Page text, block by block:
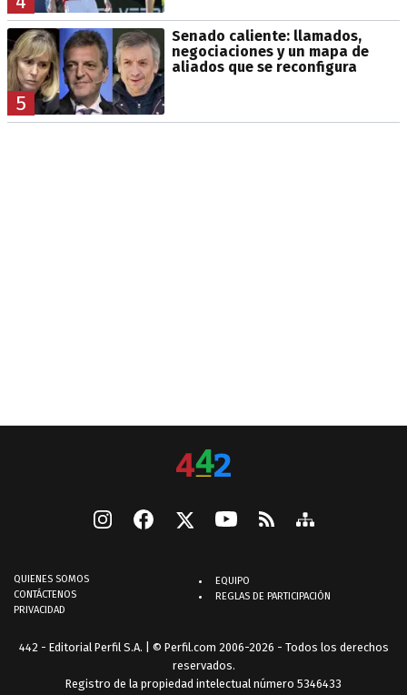
5
Senado caliente: llamados,
negociaciones y un mapa de
aliados que se reconfigura
QUIENES SOMOS
CONTÁCTENOS
PRIVACIDAD
EQUIPO
REGLAS DE PARTICIPACIÓN
442 - Editorial Perfil S.A. | © Perfil.com 2006-2026 - Todos los derechos
reservados.
Registro de la propiedad intelectual número 5346433